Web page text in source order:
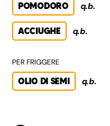
POMODORO q.b.
ACCIUGHE q.b.
PER FRIGGERE
OLIO DI SEMI q.b.